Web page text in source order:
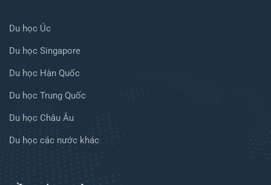
Du học Úc
Du học Singapore
Du học Hàn Quốc
Du học Trung Quốc
Du học Châu Âu
Du học các nước khác